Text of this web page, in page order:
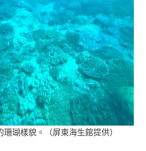
瑚樣貌。（屏東海生館提供）